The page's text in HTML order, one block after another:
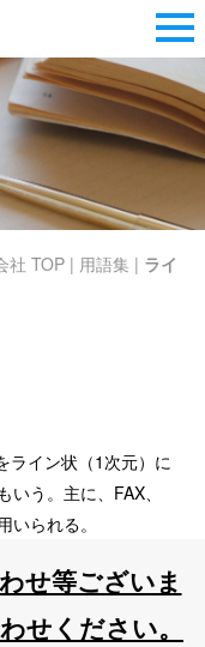
社 TOP | 用語集 | ライ
ライン状（1次元）に
う。主に、FAX、
られる。
せ等ございま
せください。